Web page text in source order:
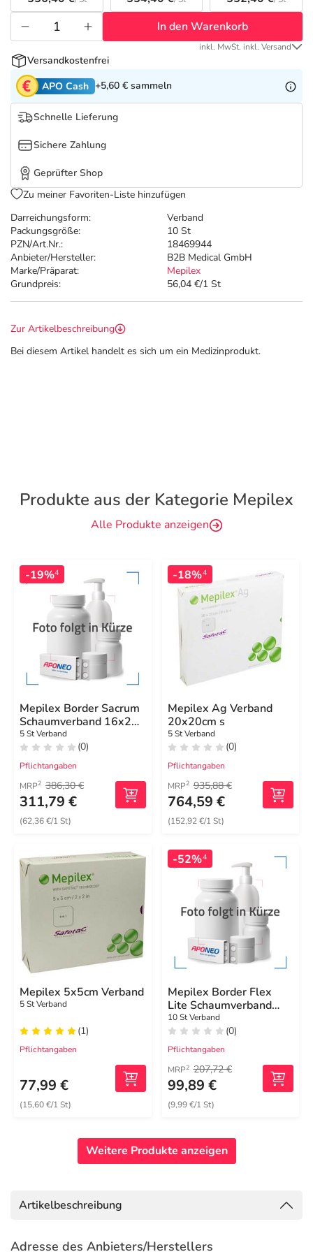
Tierapotheke
Vitamine & Mineralstoffe
Marken
Salus Deals
Darreichungsform:
Verband
Packungsgröße:
10 St
PZN/Art.Nr.:
18469944
Anbieter/Hersteller:
B2B Medical GmbH
Marke/Präparat:
Mepilex
Grundpreis:
56,04 €/1 St
In den Warenkorb
inkl. MwSt. inkl. Versand
Versandkostenfrei
APO Cash +5,60 € sammeln
Schnelle Lieferung
Sichere Zahlung
Geprüfter Shop
Zu meiner Favoriten-Liste hinzufügen
Zur Artikelbeschreibung
Bei diesem Artikel handelt es sich um ein Medizinprodukt.
Produkte aus der Kategorie Mepilex
Alle Produkte anzeigen
-19%4
Mepilex Border Sacrum
Schaumverband 16x20
cm steril
5 St Verband
(0)
Pflichtangaben
MRP2 386,30 €
311,79 €
(62,36 €/1 St)
-18%4
Mepilex Ag Verband
20x20cm s
5 St Verband
(0)
Pflichtangaben
MRP2 935,88 €
764,59 €
(152,92 €/1 St)
Mepilex 5x5cm Verband
5 St Verband
(1)
Pflichtangaben
77,99 €
(15,60 €/1 St)
-52%4
Mepilex Border Flex
Lite Schaumverband
10x10 cm
10 St Verband
(0)
Pflichtangaben
MRP2 207,72 €
99,89 €
(9,99 €/1 St)
Weitere Produkte anzeigen
Artikelbeschreibung
Adresse des Anbieters/Herstellers